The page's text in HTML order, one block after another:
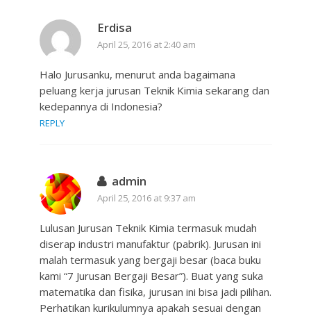
Erdisa
April 25, 2016 at 2:40 am
Halo Jurusanku, menurut anda bagaimana
peluang kerja jurusan Teknik Kimia sekarang dan
kedepannya di Indonesia?
REPLY
admin
April 25, 2016 at 9:37 am
Lulusan Jurusan Teknik Kimia termasuk mudah
diserap industri manufaktur (pabrik). Jurusan ini
malah termasuk yang bergaji besar (baca buku
kami “7 Jurusan Bergaji Besar”). Buat yang suka
matematika dan fisika, jurusan ini bisa jadi pilihan.
Perhatikan kurikulumnya apakah sesuai dengan